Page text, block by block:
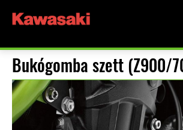
Bukógomba szett (Z900/